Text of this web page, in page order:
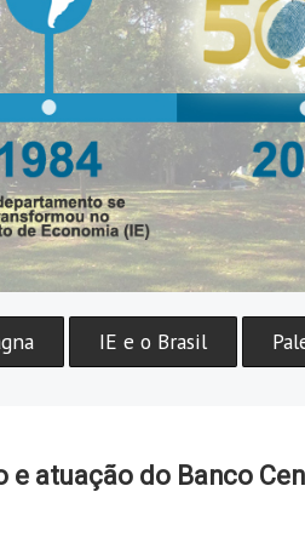
IE e o Brasil
e atuação do Banco